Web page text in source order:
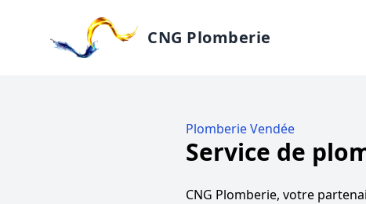
CNG Plomberie
Plomberie Vendée
Service de
CNG Plomberie, votre